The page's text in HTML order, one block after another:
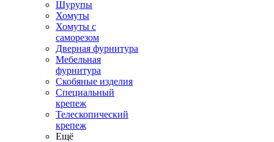
Шурупы
Хомуты
Хомуты с
саморезом
Дверная фурнитура
Мебельная
фурнитура
Скобяные изделия
Специальный
крепеж
Телескопический
крепеж
Ещё